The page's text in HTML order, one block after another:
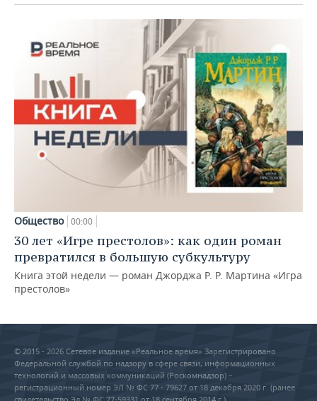
Общество 00:00
30 лет «Игре престолов»: как один роман
превратился в большую субкультуру
Книга этой недели — роман Джорджа Р. Р. Мартина «Игра
престолов»
© 2015 - 2026 Сетевое издание «Реальное время» Зарегистрировано
Федеральной службой по надзору в сфере связи, информационных
технологий и массовых коммуникаций (Роскомнадзор) –
регистрационный номер ЭЛ № ФС 77 - 79627 от 18 декабря 2020 г. (ранее